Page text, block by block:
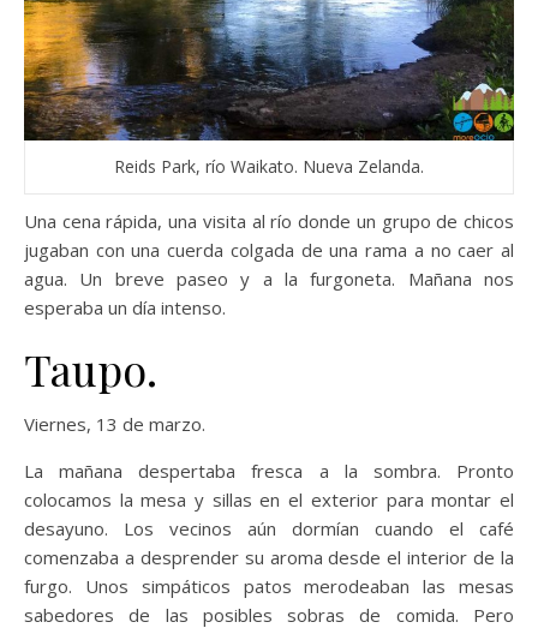
Reids Park, río Waikato. Nueva Zelanda.
Una cena rápida, una visita al río donde un grupo de chicos
jugaban con una cuerda colgada de una rama a no caer al
agua. Un breve paseo y a la furgoneta. Mañana nos
esperaba un día intenso.
Taupo.
Viernes, 13 de marzo.
La mañana despertaba fresca a la sombra. Pronto
colocamos la mesa y sillas en el exterior para montar el
desayuno. Los vecinos aún dormían cuando el café
comenzaba a desprender su aroma desde el interior de la
furgo. Unos simpáticos patos merodeaban las mesas
sabedores de las posibles sobras de comida. Pero